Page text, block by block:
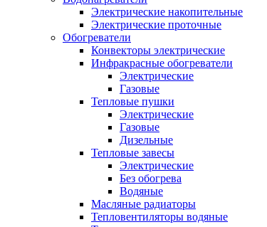
Электрические накопительные
Электрические проточные
Обогреватели
Конвекторы электрические
Инфракрасные обогреватели
Электрические
Газовые
Тепловые пушки
Электрические
Газовые
Дизельные
Тепловые завесы
Электрические
Без обогрева
Водяные
Масляные радиаторы
Тепловентиляторы водяные